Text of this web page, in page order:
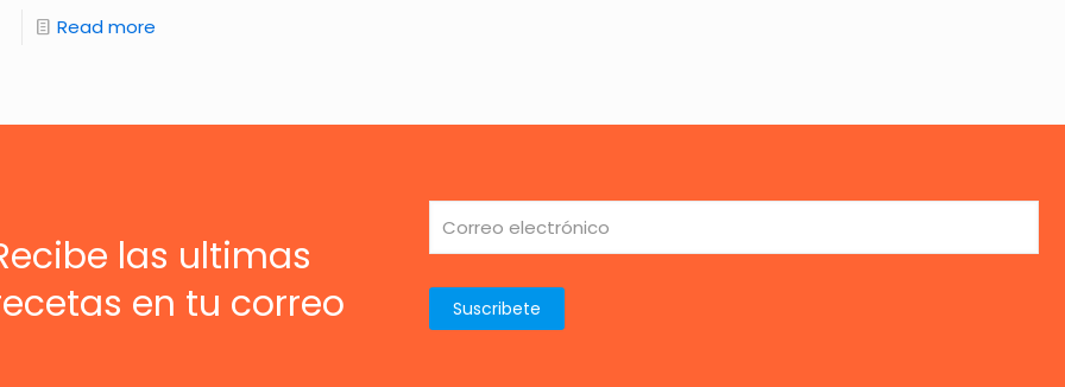
Read more
las ultimas
en tu correo